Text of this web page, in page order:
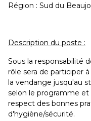
Région : Sud du
Description du poste :
Sous la responsabilité
rôle sera de participer
la vendange jusqu'au
selon le programme et
respect des bonnes
d'hygiène/sécurité.